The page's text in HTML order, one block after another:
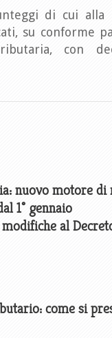
di cui alla
su conforme
con
nuovo motore di
1° gennaio
al
come si